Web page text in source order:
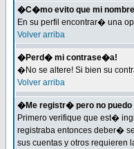
�C�mo evito que mi
En su perfil encontrar� una
Volver arriba
�Perd� mi contrase�a!
�No se altere! Si bien su
Volver arriba
�Me registr� pero no puedo
Primero verifique que est�
registraba entonces deber�
sus cuentas y otros requieren